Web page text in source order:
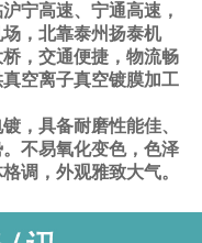
宁高速、宁通高速，
，北靠泰州扬泰机
，交通便捷，物流畅
空离子真空镀膜加工
，具备耐磨性能佳、
不易氧化变色，色泽
调，外观雅致大气。